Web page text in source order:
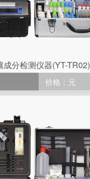
成分检测仪器(YT-TR02)
价格：元